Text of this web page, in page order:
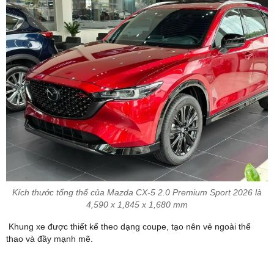
Kích thước tổng thể của Mazda CX-5 2.0 Premium Sport 2026 là
4,590 x 1,845 x 1,680 mm
Khung xe được thiết kế theo dạng coupe, tạo nên vẻ ngoài thể
thao và đầy mạnh mẽ.